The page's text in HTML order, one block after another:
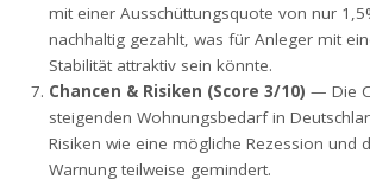
mit einer Ausschüttungsquote von nur
nachhaltig gezahlt, was für Anleger mit
Stabilität attraktiv sein könnte.
Chancen & Risiken (Score 3/10) — Die
steigenden Wohnungsbedarf in
Risiken wie eine mögliche Rezession und
Warnung teilweise gemindert.